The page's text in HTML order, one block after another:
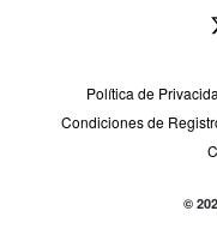
Política de
Condiciones de
©